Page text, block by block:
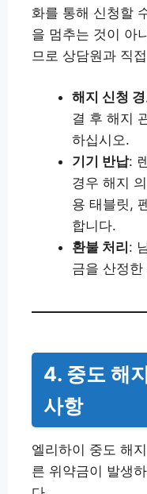
화를 통해 신청할
을 멈추는 것이 아
므로 상담원과 직
해지 신청
결 후 해지
하십시오.
기기 반납:
경우 해지
용 태블릿,
합니다.
환불 처리:
금을 산정
4. 중도 해
사항
엘리하이 중도 해
른 위약금이 발생